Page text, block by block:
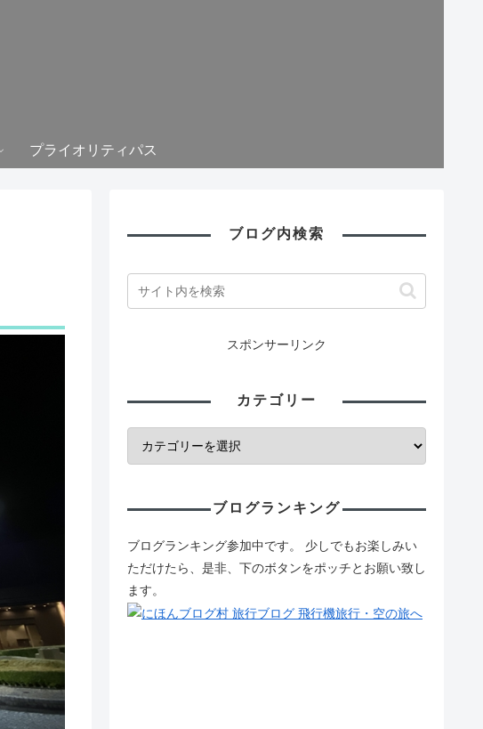
プライオリティパス
ブログ内検索
スポンサーリンク
カテゴリー
ブログランキング
ブログランキング参加中です。 少しでもお楽しみい
ただけたら、是非、下のボタンをポッチとお願い致し
ます。